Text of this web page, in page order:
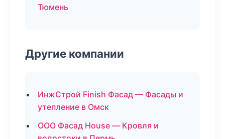
Тюмень
Другие компании
ИнжСтрой Finish Фасад — Фасады и
утепление в Омск
ООО Фасад House — Кровля и